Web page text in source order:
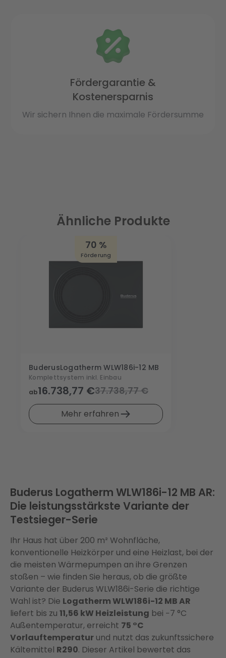
Fördergarantie &
Kostenersparnis
Wir sichern Ihnen die maximale Fördersumme
Ähnliche Produkte
BuderusLogatherm WLW186i-12 MB
Komplettsystem inkl. Einbau
ab16.738,77 €37.738,77 €
Mehr erfahren
70 %
Förderung
Buderus Logatherm WLW186i-12 MB AR:
Die leistungsstärkste Variante der
Testsieger-Serie
Ihr Haus hat über 200 m² Wohnfläche,
konventionelle Heizkörper und eine Heizlast, bei der
die meisten Wärmepumpen an ihre Grenzen
stoßen – wie finden Sie heraus, ob die größte
Variante der Buderus WLW186i-Serie die richtige
Wahl ist? Die Logatherm WLW186i-12 MB AR
liefert bis zu 11,56 kW Heizleistung bei −7 °C
Außentemperatur, erreicht 75 °C
Vorlauftemperatur und nutzt das zukunftssichere
Kältemittel R290. Dieser Artikel bewertet das